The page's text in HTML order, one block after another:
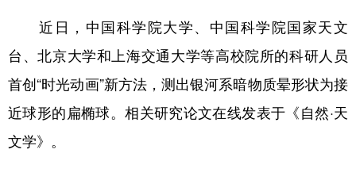
城市 旅游 能源 会展
彩票 娱乐 时尚 悦读
公益 一带一路 亚太网 上市公司
近日，中国科学院大学、中国科学院国家天文
台、北京大学和上海交通大学等高校院所的科研人员
首创“时光动画”新方法，测出银河系暗物质晕形状为接
近球形的扁椭球。相关研究论文在线发表于《自然·天
文学》。